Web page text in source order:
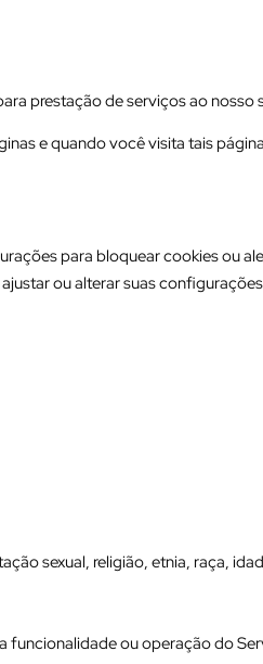
prestação de serviços ao nosso
e quando você visita tais
para bloquear cookies ou
ou alterar suas
sexual, religião, etnia, raça,
funcionalidade ou operação do